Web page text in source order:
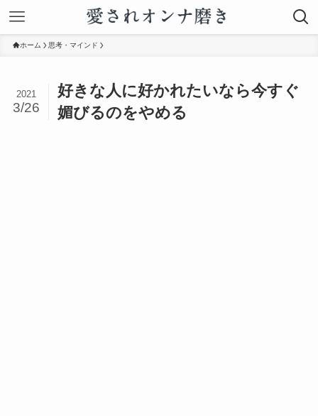
ホーム 思考・マインド
好きな人に好かれたいなら今すぐ
媚びるのをやめる
2021
3/26